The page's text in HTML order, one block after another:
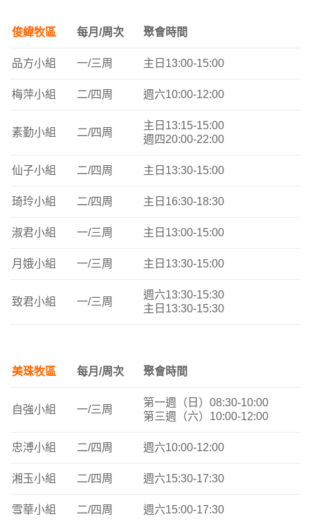
俊緯牧區 每月/周次 聚會時間
品方小組 一/三周 主日13:00-15:00
梅萍小組 二/四周 週六10:00-12:00
素勤小組 二/四周
主日13:15-15:00
週四20:00-22:00
仙子小組 二/四周 主日13:30-15:00
琦玲小組 二/四周 主日16:30-18:30
淑君小組 一/三周 主日13:00-15:00
月娥小組 一/三周 主日13:30-15:00
致君小組 一/三周
週六13:30-15:30
主日13:30-15:30
美珠牧區 每月/周次 聚會時間
自強小組 一/三周
第一週（日）08:30-10:00
第三週（六）10:00-12:00
忠溥小組 二/四周 週六10:00-12:00
湘玉小組 二/四周 週六15:30-17:30
雪華小組 二/四周 週六15:00-17:30